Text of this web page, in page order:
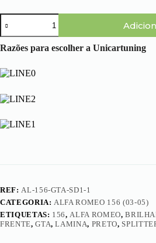
Quantidade
de
Alfa
Romeo
(03-
05)
Lâminas
(GTA)
Razões para escolher a Unicartuning
REF:AL-156-GTA-SD1-1
CATEGORIA:ALFA ROMEO 156 (03-05)
ETIQUETAS: 156,ALFA ROMEO,
FRENTE,GTA,LAMINA, PRETO,